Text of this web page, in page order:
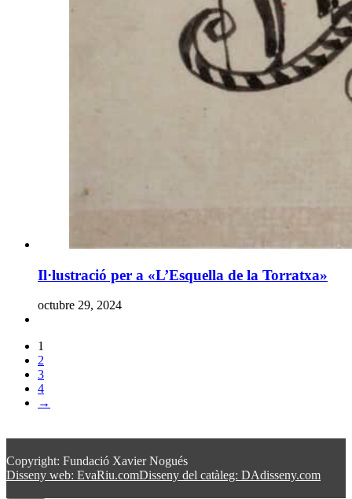
Il·lustració per a «L’Esquella de la Torratxa»
octubre 29, 2024
1
2
3
4
→
Copyright: Fundació Xavier Nogués
Disseny web: EvaRiu.comDisseny del catàleg: DAdisseny.com